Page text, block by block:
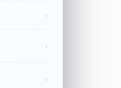
›
›
›